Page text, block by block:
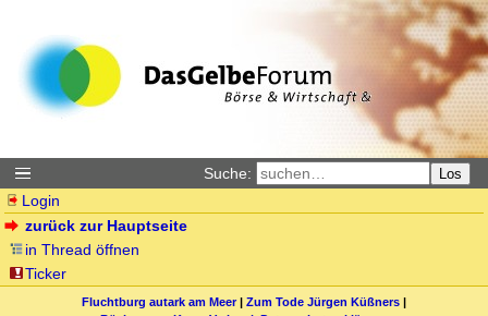
Suche: Los
Login
zurück zur Hauptseite
in Thread öffnen
Ticker
Fluchtburg autark am Meer| Zum Tode Jürgen Küßners |